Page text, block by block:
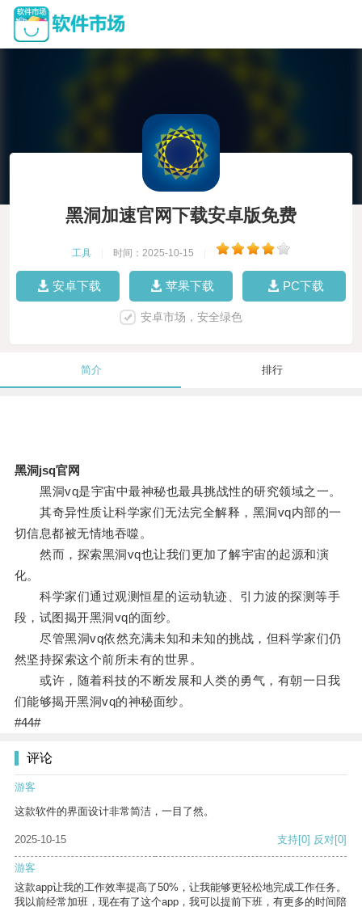
黑洞加速官网下载安卓版免费
工具 时间：2025-10-15
安卓下载 苹果下载 PC下载
安卓市场，安全绿色
简介 排行
黑洞jsq官网
黑洞vq是宇宙中最神秘也最具挑战性的研究领域之一。
其奇异性质让科学家们无法完全解释，黑洞vq内部的一
切信息都被无情地吞噬。
然而，探索黑洞vq也让我们更加了解宇宙的起源和演
化。
科学家们通过观测恒星的运动轨迹、引力波的探测等手
段，试图揭开黑洞vq的面纱。
尽管黑洞vq依然充满未知和未知的挑战，但科学家们仍
然坚持探索这个前所未有的世界。
或许，随着科技的不断发展和人类的勇气，有朝一日我
们能够揭开黑洞vq的神秘面纱。
#44#
评论
游客
这款软件的界面设计非常简洁，一目了然。
2025-10-15 支持[0] 反对[0]
游客
这款app让我的工作效率提高了50%，让我能够更轻松地完成工作任务。
我以前经常加班，现在有了这个app，我可以提前下班，有更多的时间陪